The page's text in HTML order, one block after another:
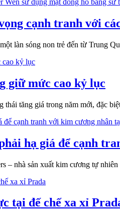
cạnh tranh với
làn sóng non trẻ đến từ Trung
giữ mức cao kỷ lục
tăng giá trong năm mới, đặc
hạ giá để cạnh
– nhà sản xuất kim cương tự
tại đế chế xa xỉ